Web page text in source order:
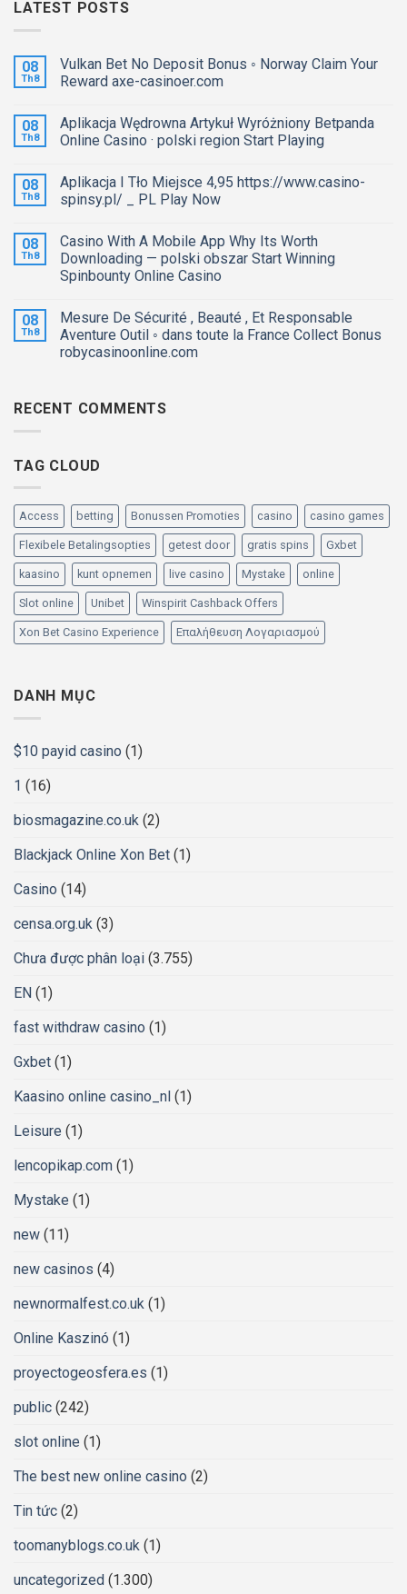
LATEST POSTS
08
Th8
Vulkan Bet No Deposit Bonus ◦ Norway Claim Your
Reward axe-casinoer.com
08
Th8
Aplikacja Wędrowna Artykuł Wyróżniony Betpanda
Online Casino · polski region Start Playing
08
Th8
Aplikacja I Tło Miejsce 4,95 https://www.casino-
spinsy.pl/ _ PL Play Now
08
Th8
Casino With A Mobile App Why Its Worth
Downloading — polski obszar Start Winning
Spinbounty Online Casino
08
Th8
Mesure De Sécurité , Beauté , Et Responsable
Aventure Outil ◦ dans toute la France Collect Bonus
robycasinoonline.com
RECENT COMMENTS
TAG CLOUD
Access betting Bonussen Promoties casino casino games
Flexibele Betalingsopties getest door gratis spins Gxbet
kaasino kunt opnemen live casino Mystake online
Slot online Unibet Winspirit Cashback Offers
Xon Bet Casino Experience Επαλήθευση Λογαριασμού
DANH MỤC
$10 payid casino (1)
1 (16)
biosmagazine.co.uk (2)
Blackjack Online Xon Bet (1)
Casino (14)
censa.org.uk (3)
Chưa được phân loại (3.755)
EN (1)
fast withdraw casino (1)
Gxbet (1)
Kaasino online casino_nl (1)
Leisure (1)
lencopikap.com (1)
Mystake (1)
new (11)
new casinos (4)
newnormalfest.co.uk (1)
Online Kaszinó (1)
proyectogeosfera.es (1)
public (242)
slot online (1)
The best new online casino (2)
Tin tức (2)
toomanyblogs.co.uk (1)
uncategorized (1.300)